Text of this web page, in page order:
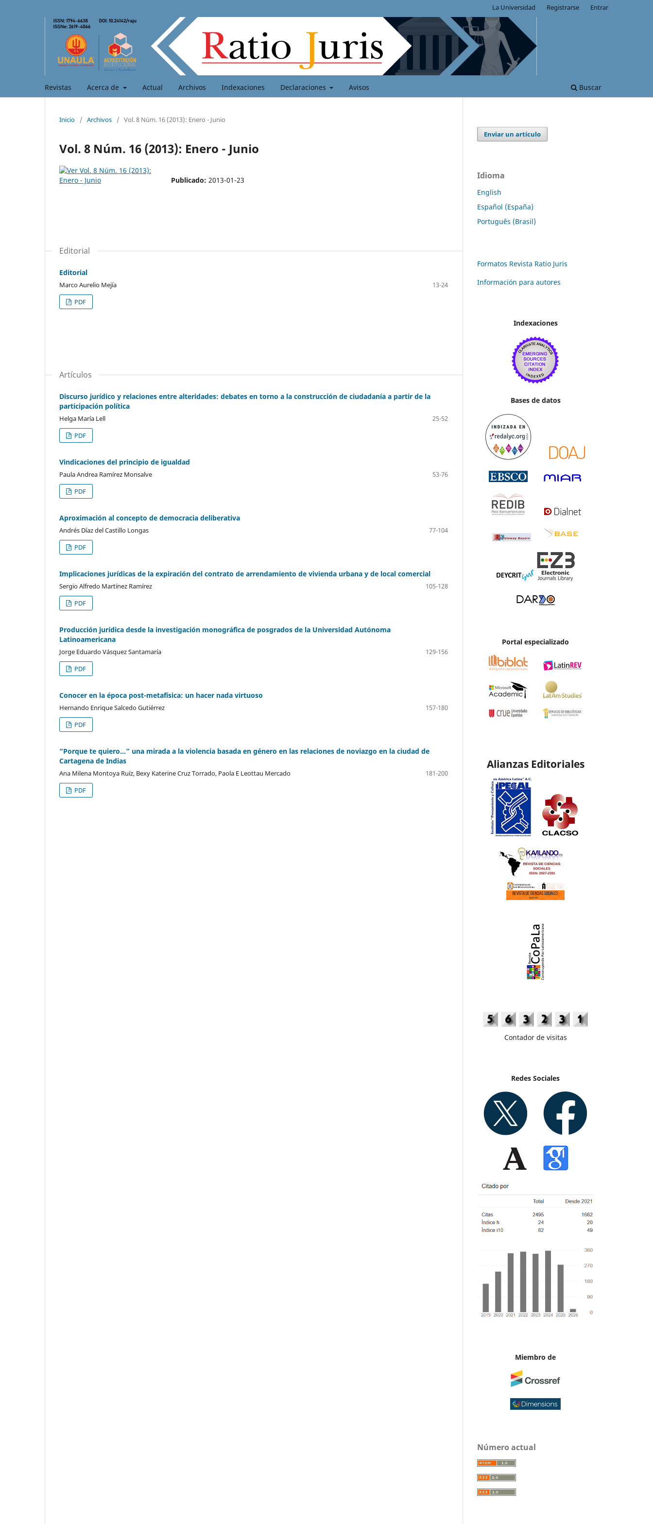
Revistas Acerca de Actual Archivos Indexaciones Declaraciones Avisos Buscar
La Universidad Registrarse Entrar
Inicio / Archivos / Vol. 8 Núm. 16 (2013): Enero - Junio
Vol. 8 Núm. 16 (2013): Enero - Junio
Publicado: 2013-01-23
Editorial
Editorial
Marco Aurelio Mejía
13-24
PDF
Artículos
Discurso jurídico y relaciones entre alteridades: debates en torno a la construcción de ciudadanía a partir de la
participación política
Helga María Lell
25-52
PDF
Vindicaciones del principio de igualdad
Paula Andrea Ramírez Monsalve
53-76
PDF
Aproximación al concepto de democracia deliberativa
Andrés Díaz del Castillo Longas
77-104
PDF
Implicaciones jurídicas de la expiración del contrato de arrendamiento de vivienda urbana y de local comercial
Sergio Alfredo Martínez Ramírez
105-128
PDF
Producción jurídica desde la investigación monográfica de posgrados de la Universidad Autónoma
Latinoamericana
Jorge Eduardo Vásquez Santamaría
129-156
PDF
Conocer en la época post-metafísica: un hacer nada virtuoso
Hernando Enrique Salcedo Gutiérrez
157-180
PDF
“Porque te quiero…” una mirada a la violencia basada en género en las relaciones de noviazgo en la ciudad de
Cartagena de Indias
Ana Milena Montoya Ruíz, Bexy Katerine Cruz Torrado, Paola E Leottau Mercado
181-200
PDF
Enviar un artículo
Idioma
English
Español (España)
Português (Brasil)
Formatos Revista Ratio Juris
Información para autores
Indexaciones
Bases de datos
Portal especializado
Alianzas Editoriales
Contador de visitas
Redes Sociales
Miembro de
Número actual